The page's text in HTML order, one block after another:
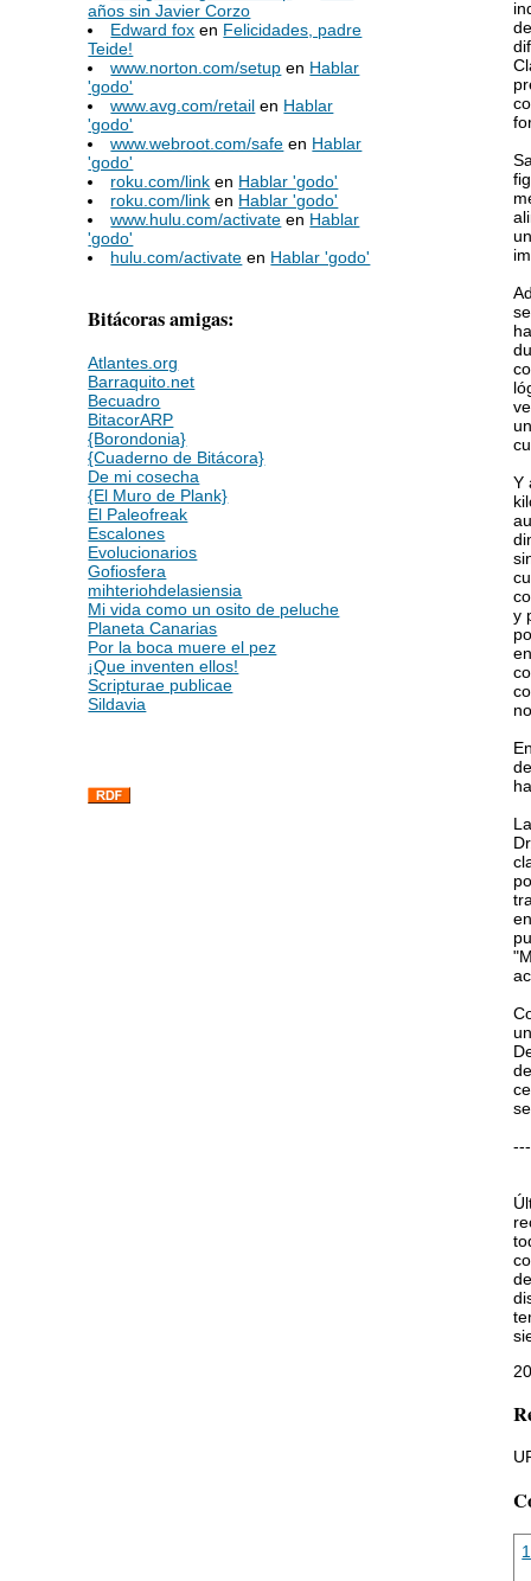
años sin Javier Corzo
Edward fox en Felicidades, padre
Teide!
www.norton.com/setup en Hablar
'godo'
www.avg.com/retail en Hablar
'godo'
www.webroot.com/safe en Hablar
'godo'
roku.com/link en Hablar 'godo'
roku.com/link en Hablar 'godo'
www.hulu.com/activate en Hablar
'godo'
hulu.com/activate en Hablar 'godo'
Bitácoras amigas:
Atlantes.org
Barraquito.net
Becuadro
BitacorARP
{Borondonia}
{Cuaderno de Bitácora}
De mi cosecha
{El Muro de Plank}
El Paleofreak
Escalones
Evolucionarios
Gofiosfera
mihteriohdelasiensia
Mi vida como un osito de peluche
Planeta Canarias
Por la boca muere el pez
¡Que inventen ellos!
Scripturae publicae
Sildavia
Y
y
1